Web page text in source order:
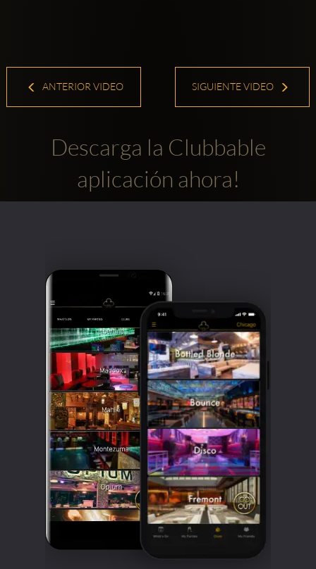
ANTERIOR VIDEO SIGUIENTE VIDEO
Descarga la Clubbable
aplicación ahora!